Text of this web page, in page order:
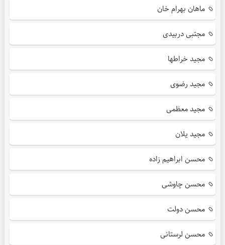
ماهان بهرام خان
مجتبی دربیدی
مجید خراطها
مجید رضوی
مجید معظمی
مجید یلان
محسن ابراهیم زاده
محسن چاوشی
محسن دولت
محسن لرستانی